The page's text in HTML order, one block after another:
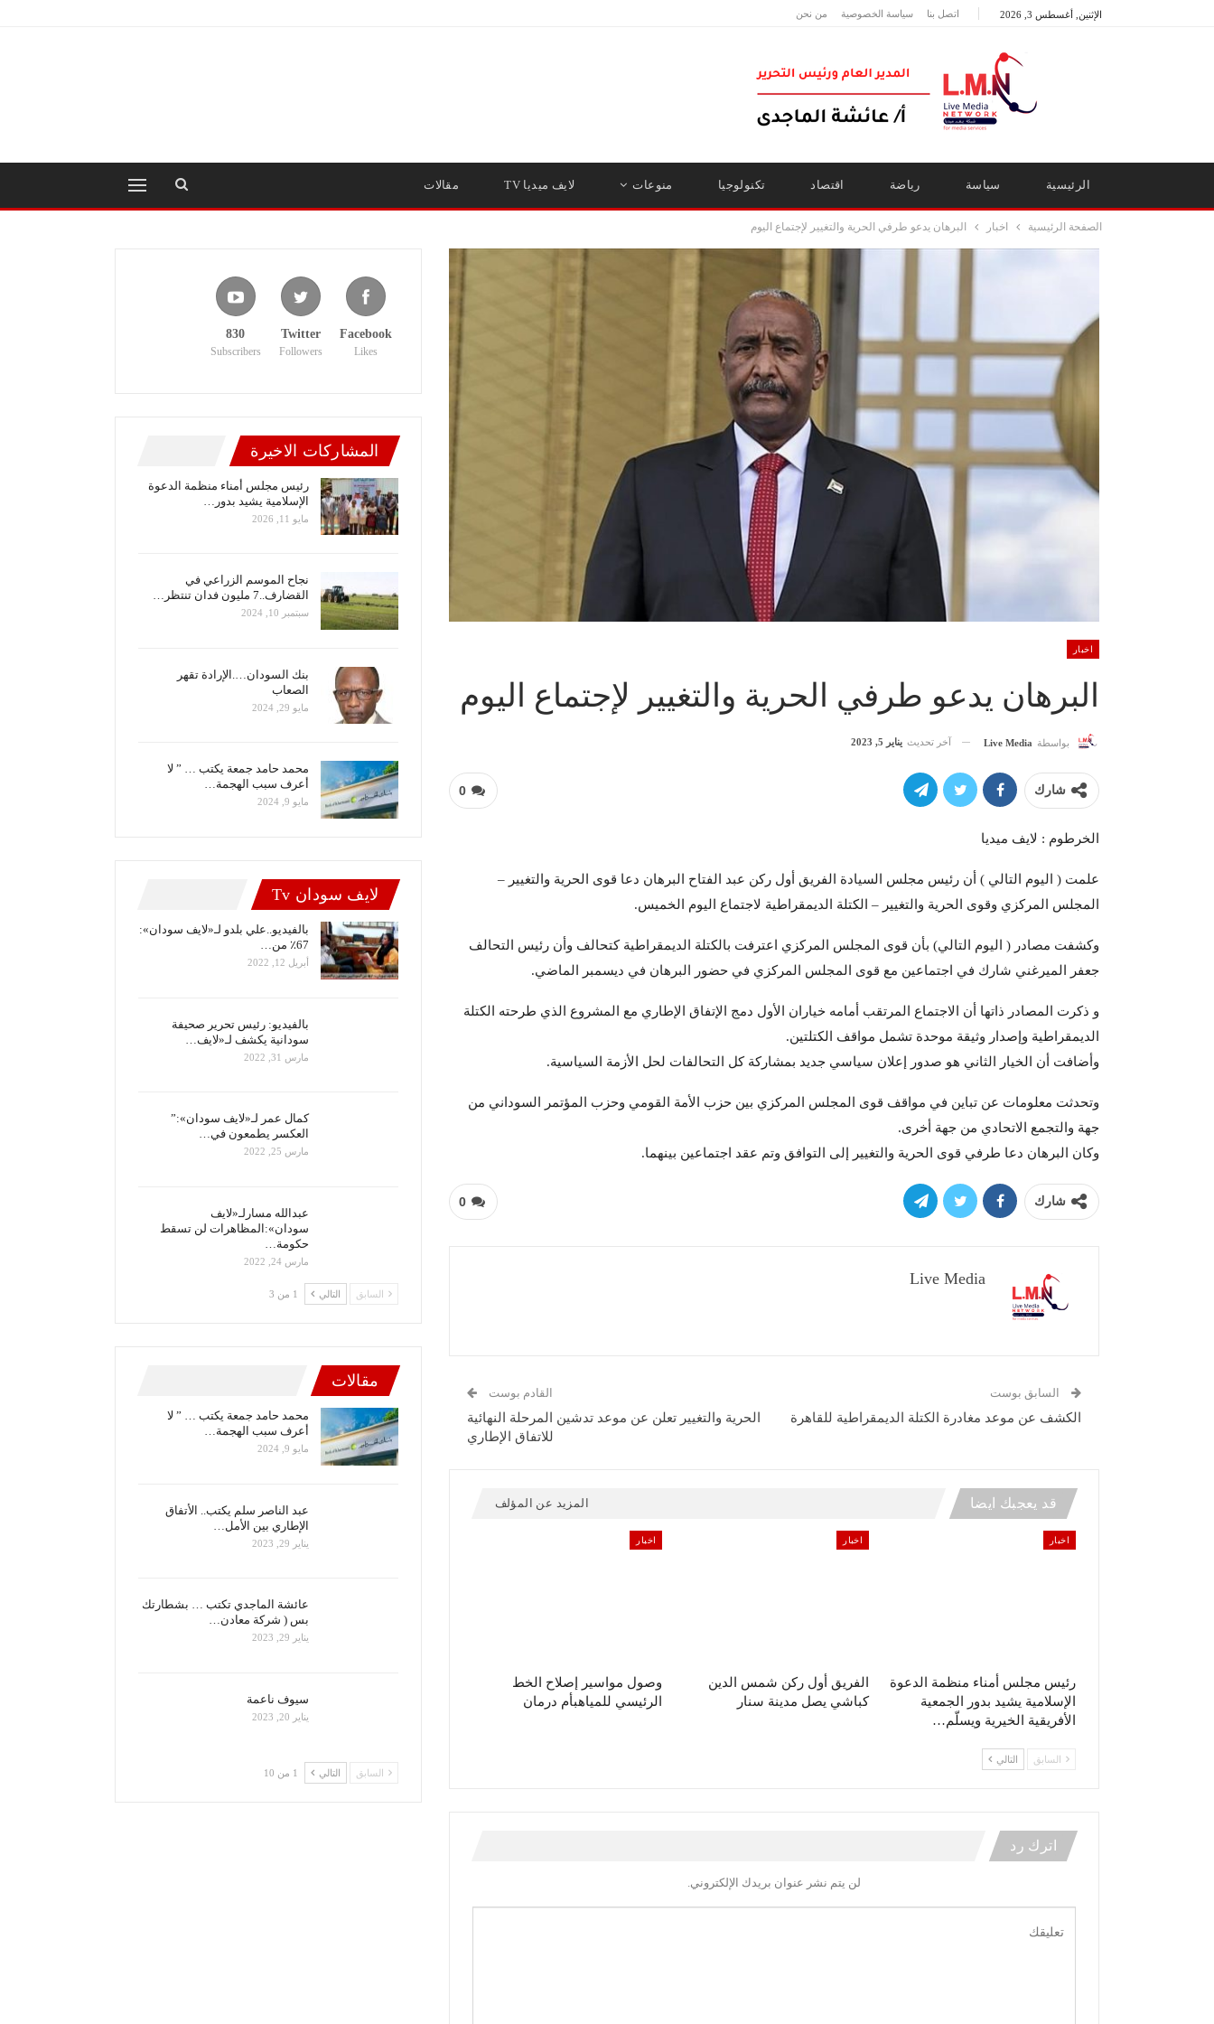
الإثنين, أغسطس 3, 2026 اتصل بنا سياسة الخصوصية من نحن
الرئيسية سياسة رياضة اقتصاد تكنولوجيا منوعات لايف ميديا TV مقالات
الصفحة الرئيسية اخبار البرهان يدعو طرفي الحرية والتغيير لإجتماع اليوم
اخبار
البرهان يدعو طرفي الحرية والتغيير لإجتماع اليوم
بواسطة Live Media آخر تحديث يناير 5, 2023
0 شارك
الخرطوم : لايف ميديا
علمت ( اليوم التالي ) أن رئيس مجلس السيادة الفريق أول ركن عبد الفتاح البرهان دعا قوى الحرية والتغيير –
المجلس المركزي وقوى الحرية والتغيير – الكتلة الديمقراطية لاجتماع اليوم الخميس.
وكشفت مصادر ( اليوم التالي) بأن قوى المجلس المركزي اعترفت بالكتلة الديمقراطية كتحالف وأن رئيس التحالف
جعفر الميرغني شارك في اجتماعين مع قوى المجلس المركزي في حضور البرهان في ديسمبر الماضي.
و ذكرت المصادر ذاتها أن الاجتماع المرتقب أمامه خياران الأول دمج الإتفاق الإطاري مع المشروع الذي طرحته الكتلة
الديمقراطية وإصدار وثيقة موحدة تشمل مواقف الكتلتين.
وأضافت أن الخيار الثاني هو صدور إعلان سياسي جديد بمشاركة كل التحالفات لحل الأزمة السياسية.
وتحدثت معلومات عن تباين في مواقف قوى المجلس المركزي بين حزب الأمة القومي وحزب المؤتمر السوداني من
جهة والتجمع الاتحادي من جهة أخرى.
وكان البرهان دعا طرفي قوى الحرية والتغيير إلى التوافق وتم عقد اجتماعين بينهما.
0 شارك
Live Media
السابق بوست
الكشف عن موعد مغادرة الكتلة الديمقراطية للقاهرة
القادم بوست
الحرية والتغيير تعلن عن موعد تدشين المرحلة النهائية
للاتفاق الإطاري
قد يعجبك ايضا المزيد عن المؤلف
اخبار
رئيس مجلس أمناء منظمة الدعوة
الإسلامية يشيد بدور الجمعية
الأفريقية الخيرية ويسلّم…
اخبار
الفريق أول ركن شمس الدين
كباشي يصل مدينة سنار
اخبار
وصول مواسير إصلاح الخط
الرئيسي للمياهبأم درمان
السابق التالي
اترك رد
لن يتم نشر عنوان بريدك الإلكتروني.
Facebook
Likes
Twitter
Followers
830
Subscribers
المشاركات الاخيرة
رئيس مجلس أمناء منظمة الدعوة
الإسلامية يشيد بدور…
مايو 11, 2026
نجاح الموسم الزراعي في
القضارف..7 مليون فدان تنتظر…
سبتمبر 10, 2024
بنك السودان….الإرادة تقهر
الصعاب
مايو 29, 2024
محمد حامد جمعة يكتب … ” لا
أعرف سبب الهجمة…
مايو 9, 2024
لايف سودان Tv
بالفيديو..علي بلدو لـ«لايف سودان»:
67٪ من…
أبريل 12, 2022
بالفيديو: رئيس تحرير صحيفة
سودانية يكشف لـ«لايف…
مارس 31, 2022
كمال عمر لـ«لايف سودان»:”
العكسر يطمعون في…
مارس 25, 2022
عبدالله مسارلـ«لايف
سودان»:المظاهرات لن تسقط
حكومة…
مارس 24, 2022
السابق التالي 1 من 3
مقالات
محمد حامد جمعة يكتب … ” لا
أعرف سبب الهجمة…
مايو 9, 2024
عبد الناصر سلم يكتب.. الأتفاق
الإطاري بين الأمل…
يناير 29, 2023
عائشة الماجدي تكتب … بشطارتك
بس ( شركة معادن…
يناير 29, 2023
سيوف ناعمة
يناير 20, 2023
السابق التالي 1 من 10